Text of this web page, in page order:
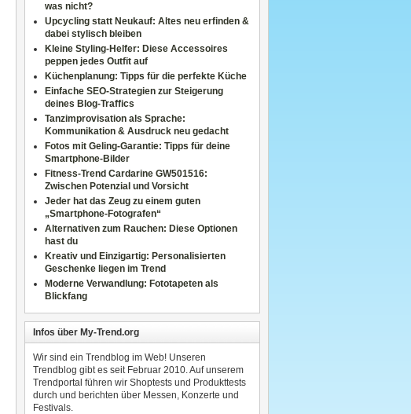
was nicht?
Upcycling statt Neukauf: Altes neu erfinden &
dabei stylisch bleiben
Kleine Styling-Helfer: Diese Accessoires
peppen jedes Outfit auf
Küchenplanung: Tipps für die perfekte Küche
Einfache SEO-Strategien zur Steigerung
deines Blog-Traffics
Tanzimprovisation als Sprache:
Kommunikation & Ausdruck neu gedacht
Fotos mit Geling-Garantie: Tipps für deine
Smartphone-Bilder
Fitness-Trend Cardarine GW501516:
Zwischen Potenzial und Vorsicht
Jeder hat das Zeug zu einem guten
„Smartphone-Fotografen“
Alternativen zum Rauchen: Diese Optionen
hast du
Kreativ und Einzigartig: Personalisierten
Geschenke liegen im Trend
Moderne Verwandlung: Fototapeten als
Blickfang
Infos über My-Trend.org
Wir sind ein Trendblog im Web! Unseren
Trendblog gibt es seit Februar 2010. Auf unserem
Trendportal führen wir Shoptests und Produkttests
durch und berichten über Messen, Konzerte und
Festivals.